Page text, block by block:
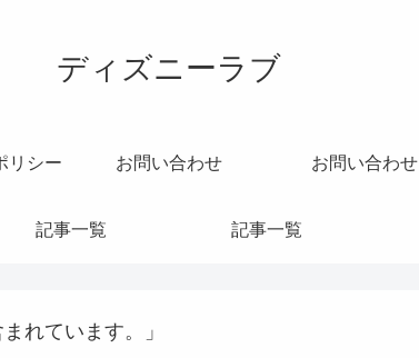
ディズニーラブ
リシー お問い合わせ お問い合わせ
記事一覧 記事一覧
れています。」